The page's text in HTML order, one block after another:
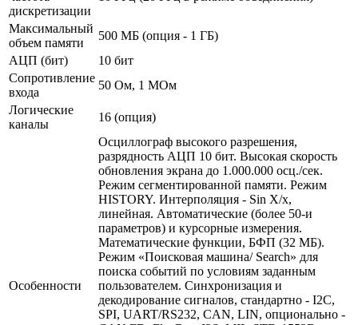
дискретизации
Максимальный
объем памяти
500 МБ (опция - 1 ГБ)
АЦП (бит)
10 бит
Сопротивление
входа
50 Ом, 1 МОм
Логические
каналы
16 (опция)
Особенности
Осциллограф высокого разрешения,
разрядность АЦП 10 бит. Высокая скорость
обновления экрана до 1.000.000 осц./сек.
Режим сегментированной памяти. Режим
HISTORY. Интерполяция - Sin X/х,
линейная. Автоматические (более 50-и
параметров) и курсорные измерения.
Математические функции, БФП (32 МБ).
Режим «Поисковая машина/ Search» для
поиска событий по условиям заданным
пользователем. Синхронизация и
декодирование сигналов, стандартно - I2C,
SPI, UART/RS232, CAN, LIN, опционально -